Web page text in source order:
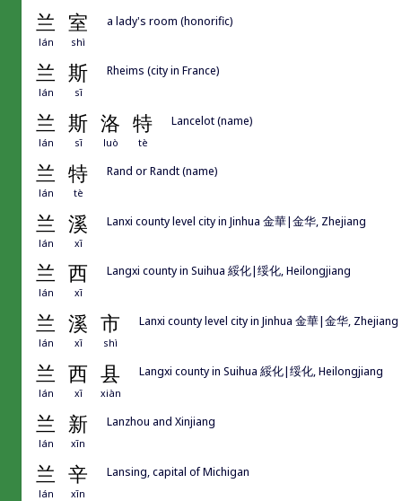
兰 室
lán shì
a lady's room (honorific)
兰 斯
lán sī
Rheims (city in France)
兰 斯 洛 特
lán sī luò tè
Lancelot (name)
兰 特
lán tè
Rand or Randt (name)
兰 溪
lán xī
Lanxi county level city in Jinhua 金華|金华, Zhejiang
兰 西
lán xī
Langxi county in Suihua 綏化|绥化, Heilongjiang
兰 溪 市
lán xī shì
Lanxi county level city in Jinhua 金華|金华, Zhejiang
兰 西 县
lán xī xiàn
Langxi county in Suihua 綏化|绥化, Heilongjiang
兰 新
lán xīn
Lanzhou and Xinjiang
兰 辛
lán xīn
Lansing, capital of Michigan